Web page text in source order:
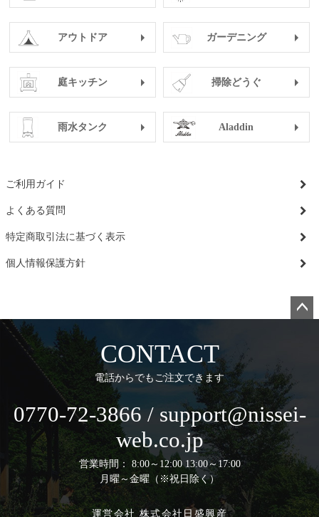
アウトドア ガーデニング
庭キッチン 掃除どうぐ
雨水タンク Aladdin
ご利用ガイド
よくある質問
特定商取引法に基づく表示
個人情報保護方針
へ
CONTACT
電話からでもご注文できます
0770-72-3866 / support@nissei-
web.co.jp
営業時間： 8:00～12:00 13:00～17:00
月曜～金曜（※祝日除く）
運営会社 株式会社日盛興産